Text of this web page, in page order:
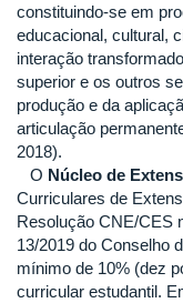
constituindo-se em
educacional, cultural,
interação
superior e os outros
produção e da
articulação
2018).
O Núcleo de
Curriculares de
Resolução CNE/CES
13/2019 do Conselho
mínimo de 10% (dez
curricular estudantil.